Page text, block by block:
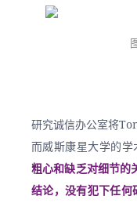
研究诚信办公室将
而威斯康星大学的
粗心和缺乏对细节的
结论，没有犯下任何